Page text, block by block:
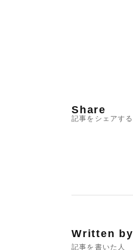
Share
記事をシェアする
Written by
記事を書いた人